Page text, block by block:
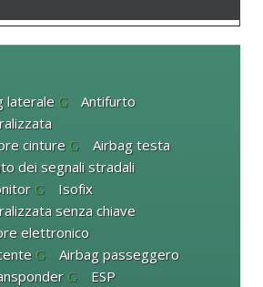
laterale
Antifurto
cinture
Airbag testa
dei segnali stradali
Isofix
senza chiave
elettronico
Airbag passeggero
ESP